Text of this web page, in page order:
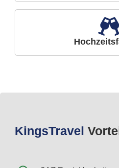
KingsTravel